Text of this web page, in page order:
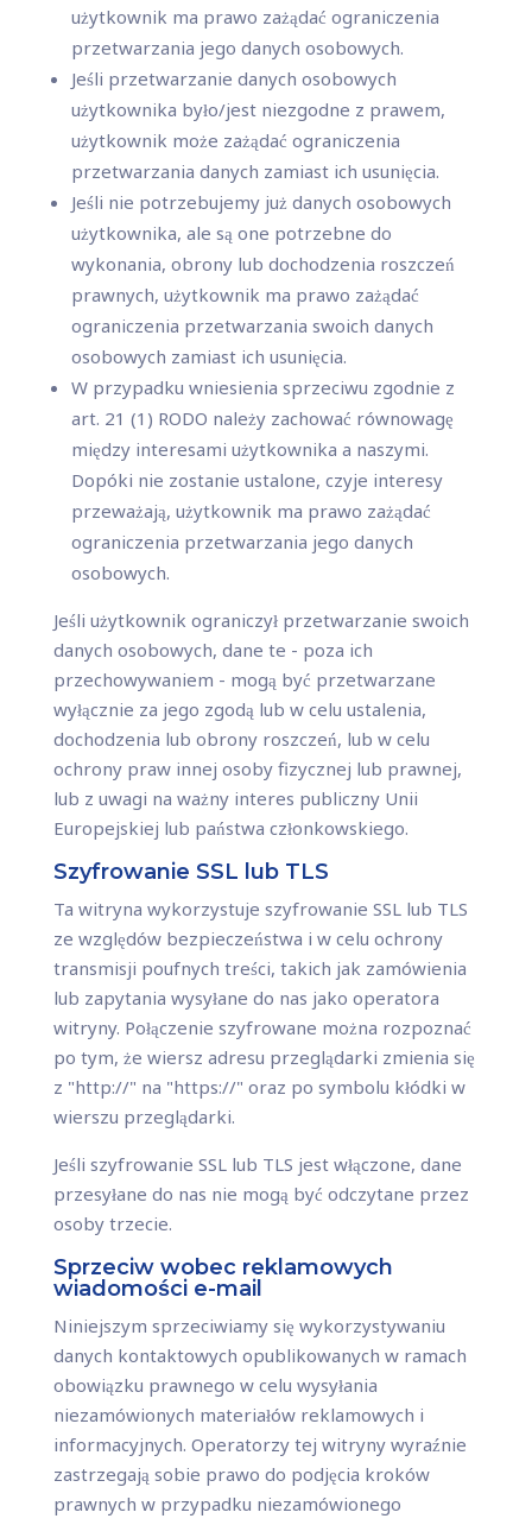
użytkownik ma prawo zażądać ograniczenia
przetwarzania jego danych osobowych.
Jeśli przetwarzanie danych osobowych
użytkownika było/jest niezgodne z prawem,
użytkownik może zażądać ograniczenia
przetwarzania danych zamiast ich usunięcia.
Jeśli nie potrzebujemy już danych osobowych
użytkownika, ale są one potrzebne do
wykonania, obrony lub dochodzenia roszczeń
prawnych, użytkownik ma prawo zażądać
ograniczenia przetwarzania swoich danych
osobowych zamiast ich usunięcia.
W przypadku wniesienia sprzeciwu zgodnie z
art. 21 (1) RODO należy zachować równowagę
między interesami użytkownika a naszymi.
Dopóki nie zostanie ustalone, czyje interesy
przeważają, użytkownik ma prawo zażądać
ograniczenia przetwarzania jego danych
osobowych.
Jeśli użytkownik ograniczył przetwarzanie swoich
danych osobowych, dane te - poza ich
przechowywaniem - mogą być przetwarzane
wyłącznie za jego zgodą lub w celu ustalenia,
dochodzenia lub obrony roszczeń, lub w celu
ochrony praw innej osoby fizycznej lub prawnej,
lub z uwagi na ważny interes publiczny Unii
Europejskiej lub państwa członkowskiego.
Szyfrowanie SSL lub TLS
Ta witryna wykorzystuje szyfrowanie SSL lub TLS
ze względów bezpieczeństwa i w celu ochrony
transmisji poufnych treści, takich jak zamówienia
lub zapytania wysyłane do nas jako operatora
witryny. Połączenie szyfrowane można rozpoznać
po tym, że wiersz adresu przeglądarki zmienia się
z "http://" na "https://" oraz po symbolu kłódki w
wierszu przeglądarki.
Jeśli szyfrowanie SSL lub TLS jest włączone, dane
przesyłane do nas nie mogą być odczytane przez
osoby trzecie.
Sprzeciw wobec reklamowych
wiadomości e-mail
Niniejszym sprzeciwiamy się wykorzystywaniu
danych kontaktowych opublikowanych w ramach
obowiązku prawnego w celu wysyłania
niezamówionych materiałów reklamowych i
informacyjnych. Operatorzy tej witryny wyraźnie
zastrzegają sobie prawo do podjęcia kroków
prawnych w przypadku niezamówionego